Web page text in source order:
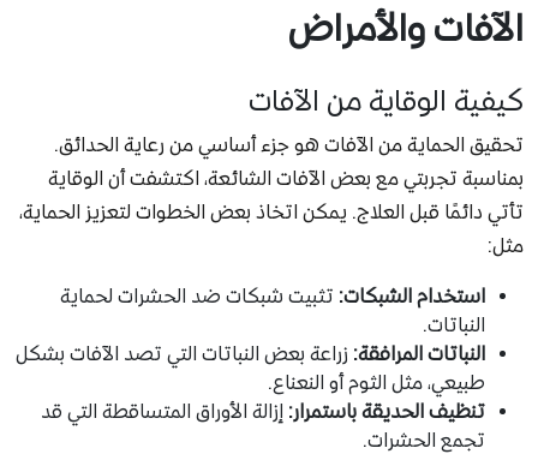
الآفات والأمراض
كيفية الوقاية من الآفات
تحقيق الحماية من الآفات هو جزء أساسي من رعاية الحدائق.
بمناسبة تجربتي مع بعض الآفات الشائعة، اكتشفت أن الوقاية
تأتي دائمًا قبل العلاج. يمكن اتخاذ بعض الخطوات لتعزيز الحماية،
مثل:
استخدام الشبكات: تثبيت شبكات ضد الحشرات لحماية
النباتات.
النباتات المرافقة: زراعة بعض النباتات التي تصد الآفات بشكل
طبيعي، مثل الثوم أو النعناع.
تنظيف الحديقة باستمرار: إزالة الأوراق المتساقطة التي قد
تجمع الحشرات.